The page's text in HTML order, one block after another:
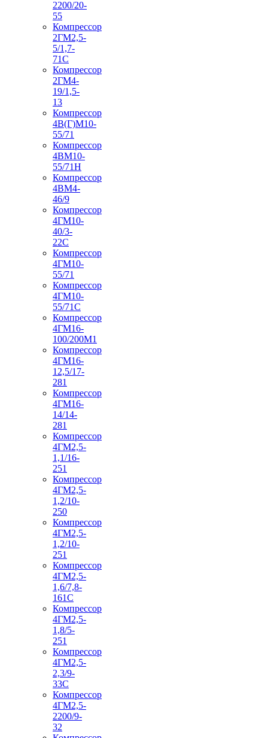
2200/20-
55
Компрессор
2ГМ2,5-
5/1,7-
71С
Компрессор
2ГМ4-
19/1,5-
13
Компрессор
4В(Г)М10-
55/71
Компрессор
4ВМ10-
55/71Н
Компрессор
4ВМ4-
46/9
Компрессор
4ГМ10-
40/3-
22С
Компрессор
4ГМ10-
55/71
Компрессор
4ГМ10-
55/71С
Компрессор
4ГМ16-
100/200М1
Компрессор
4ГМ16-
12,5/17-
281
Компрессор
4ГМ16-
14/14-
281
Компрессор
4ГМ2,5-
1,1/16-
251
Компрессор
4ГМ2,5-
1,2/10-
250
Компрессор
4ГМ2,5-
1,2/10-
251
Компрессор
4ГМ2,5-
1,6/7,8-
161С
Компрессор
4ГМ2,5-
1,8/5-
251
Компрессор
4ГМ2,5-
2,3/9-
33С
Компрессор
4ГМ2,5-
2200/9-
32